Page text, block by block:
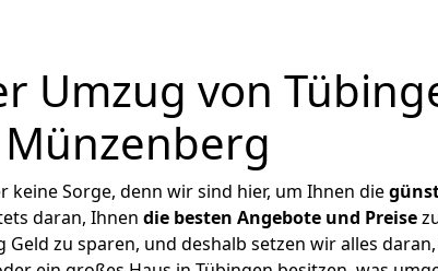
Umzug von
Münzenberg
Sorge, denn wir sind hier, um Ihnen die
daran, Ihnen die besten Angebote und Preise
zu sparen, und deshalb setzen wir alles